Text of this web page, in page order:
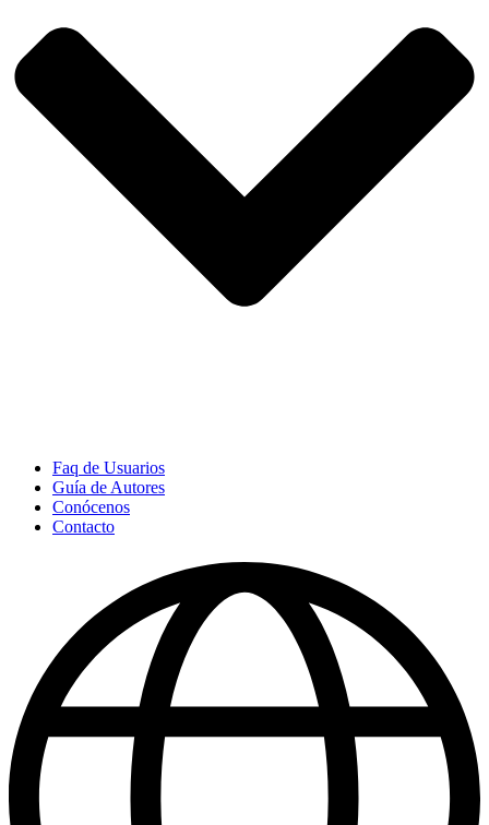
Faq de Usuarios
Guía de Autores
Conócenos
Contacto